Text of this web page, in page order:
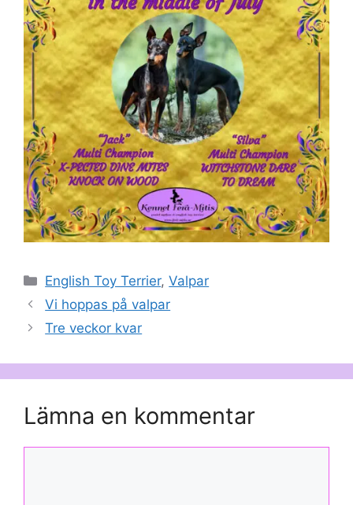
Kategorier
English Toy Terrier,Valpar
Vi hoppas på valpar
Tre veckor kvar
Lämna en kommentar